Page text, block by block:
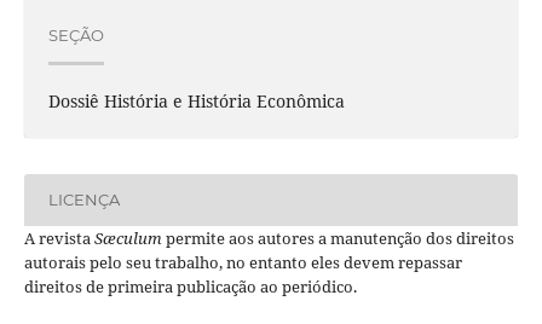
SEÇÃO
Dossiê História e História Econômica
LICENÇA
A revistaSæculumpermite aos autores a manutenção dos direitos
autorais pelo seu trabalho, no entanto eles devem repassar
direitos de primeira publicação ao periódico.